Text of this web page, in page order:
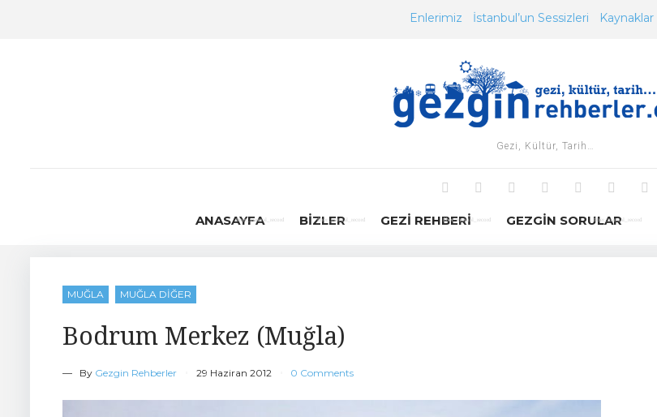
Enlerimiz İstanbul’un Sessizleri Kaynaklar
Gezi, Kültür, Tarih…
ANASAYFA BIZLER GEZI REHBERI GEZGIN SORULAR
MUĞLA MUĞLA DIĞER
Bodrum Merkez (Muğla)
— By Gezgin Rehberler 29 Haziran 2012 0 Comments